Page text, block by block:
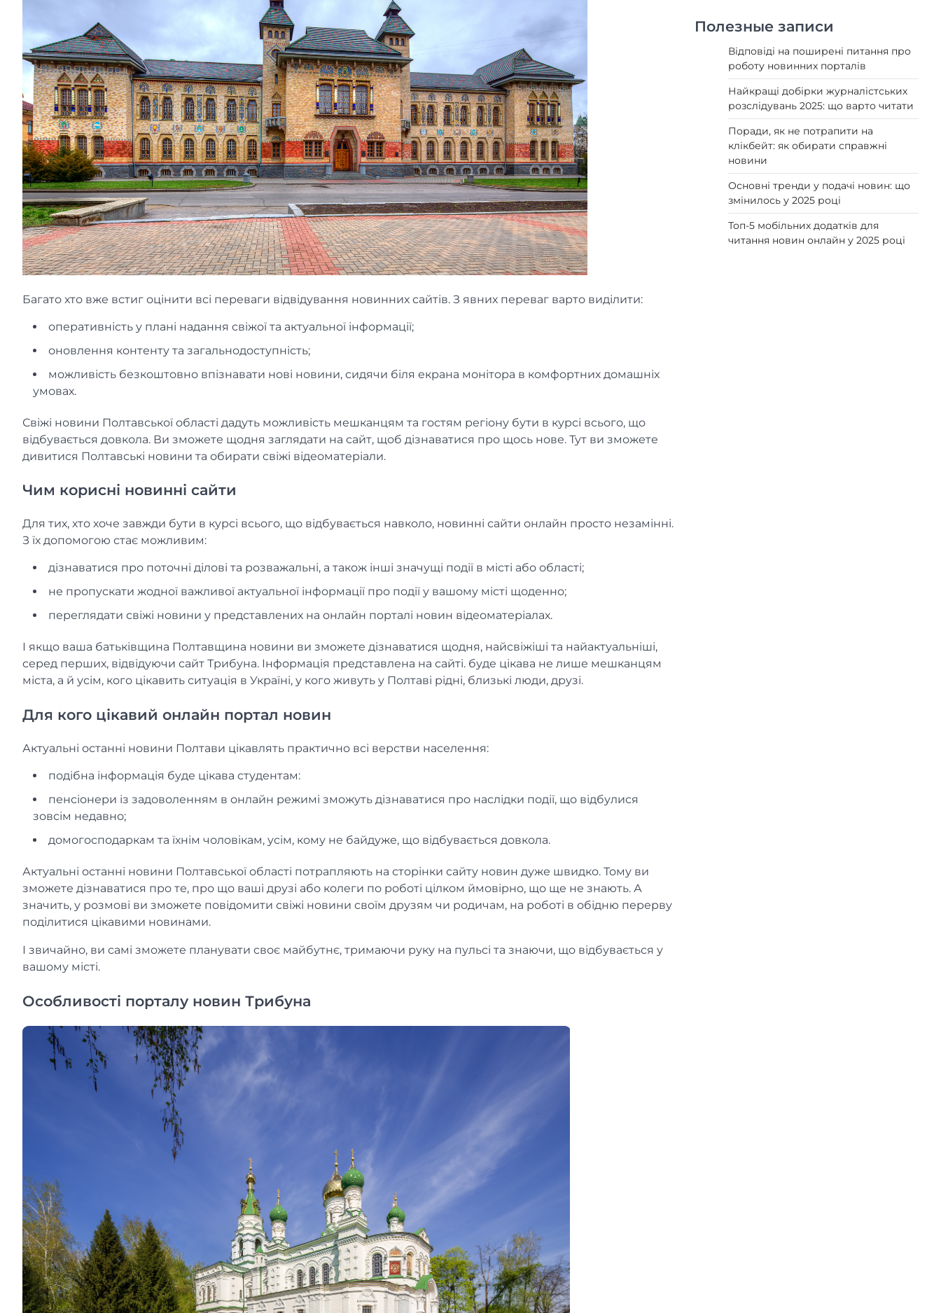
Багато хто вже встиг оцінити всі переваги відвідування новинних сайтів. З явних переваг варто виділити:
оперативність у плані надання свіжої та актуальної інформації;
оновлення контенту та загальнодоступність;
можливість безкоштовно впізнавати нові новини, сидячи біля екрана монітора в комфортних домашніх
умовах.
Свіжі новини Полтавської області дадуть можливість мешканцям та гостям регіону бути в курсі всього, що
відбувається довкола. Ви зможете щодня заглядати на сайт, щоб дізнаватися про щось нове. Тут ви зможете
дивитися Полтавські новини та обирати свіжі відеоматеріали.
Чим корисні новинні сайти
Для тих, хто хоче завжди бути в курсі всього, що відбувається навколо, новинні сайти онлайн просто незамінні.
З їх допомогою стає можливим:
дізнаватися про поточні ділові та розважальні, а також інші значущі події в місті або області;
не пропускати жодної важливої актуальної інформації про події у вашому місті щоденно;
переглядати свіжі новини у представлених на онлайн порталі новин відеоматеріалах.
І якщо ваша батьківщина Полтавщина новини ви зможете дізнаватися щодня, найсвіжіші та найактуальніші,
серед перших, відвідуючи сайт Трибуна. Інформація представлена на сайті. буде цікава не лише мешканцям
міста, а й усім, кого цікавить ситуація в Україні, у кого живуть у Полтаві рідні, близькі люди, друзі.
Для кого цікавий онлайн портал новин
Актуальні останні новини Полтави цікавлять практично всі верстви населення:
подібна інформація буде цікава студентам:
пенсіонери із задоволенням в онлайн режимі зможуть дізнаватися про наслідки події, що відбулися
зовсім недавно;
домогосподаркам та їхнім чоловікам, усім, кому не байдуже, що відбувається довкола.
Актуальні останні новини Полтавської області потрапляють на сторінки сайту новин дуже швидко. Тому ви
зможете дізнаватися про те, про що ваші друзі або колеги по роботі цілком ймовірно, що ще не знають. А
значить, у розмові ви зможете повідомити свіжі новини своїм друзям чи родичам, на роботі в обідню перерву
поділитися цікавими новинами.
І звичайно, ви самі зможете планувати своє майбутнє, тримаючи руку на пульсі та знаючи, що відбувається у
вашому місті.
Особливості порталу новин Трибуна
Полезные записи
Відповіді на поширені питання про
роботу новинних порталів
Найкращі добірки журналістських
розслідувань 2025: що варто читати
Поради, як не потрапити на
клікбейт: як обирати справжні
новини
Основні тренди у подачі новин: що
змінилось у 2025 році
Топ-5 мобільних додатків для
читання новин онлайн у 2025 році